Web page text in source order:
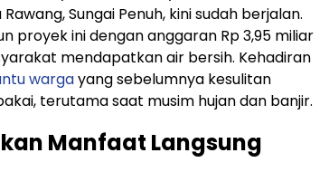
Sungai Penuh, kini sudah berjalan.
proyek ini dengan anggaran Rp 3,95 miliar
mendapatkan air bersih. Kehadiran
wargayang sebelumnya kesulitan
terutama saat musim hujan dan banjir.
Manfaat Langsung